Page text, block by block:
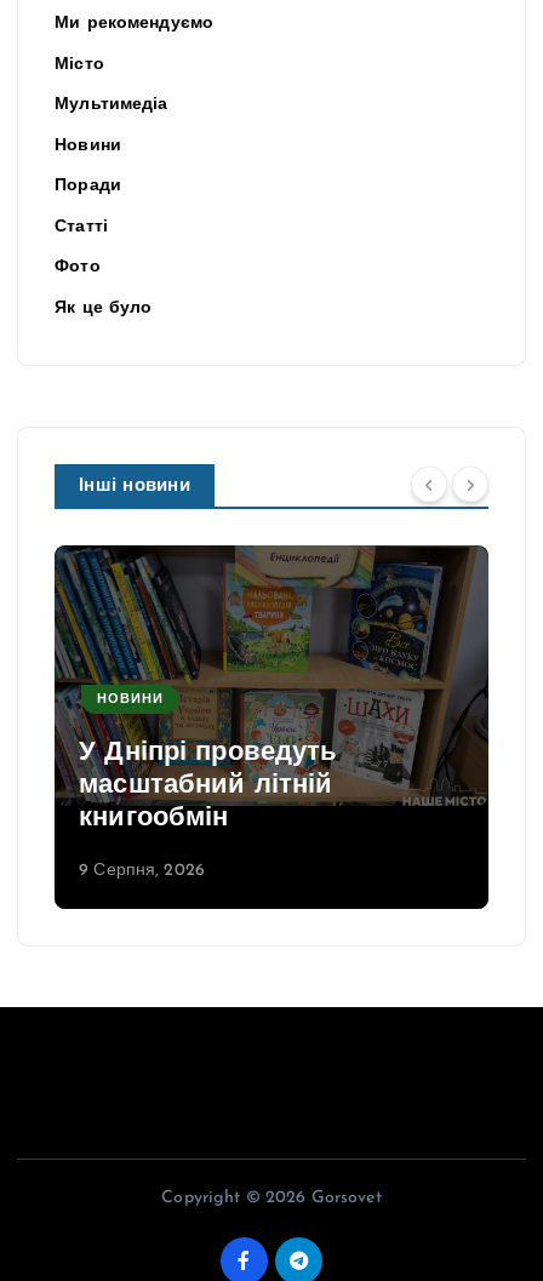
Ми рекомендуємо
Місто
Мультимедіа
Новини
Поради
Статті
Фото
Як це було
Інші новини
НОВИНИ
У Дніпрі проведуть
масштабний літній
книгообмін
9 Серпня, 2026
Copyright © 2026 Gorsovet